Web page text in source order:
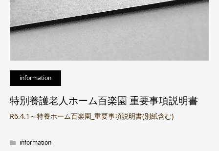
information
特別養護老人ホーム百楽園 重要事項説明書
R6.4.1～特養ホーム百楽園_重要事項説明書(別紙含む)
information